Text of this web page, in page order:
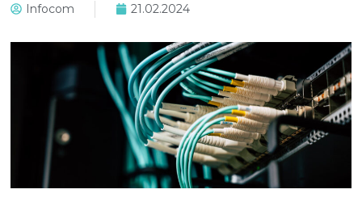
Infocom 21.02.2024